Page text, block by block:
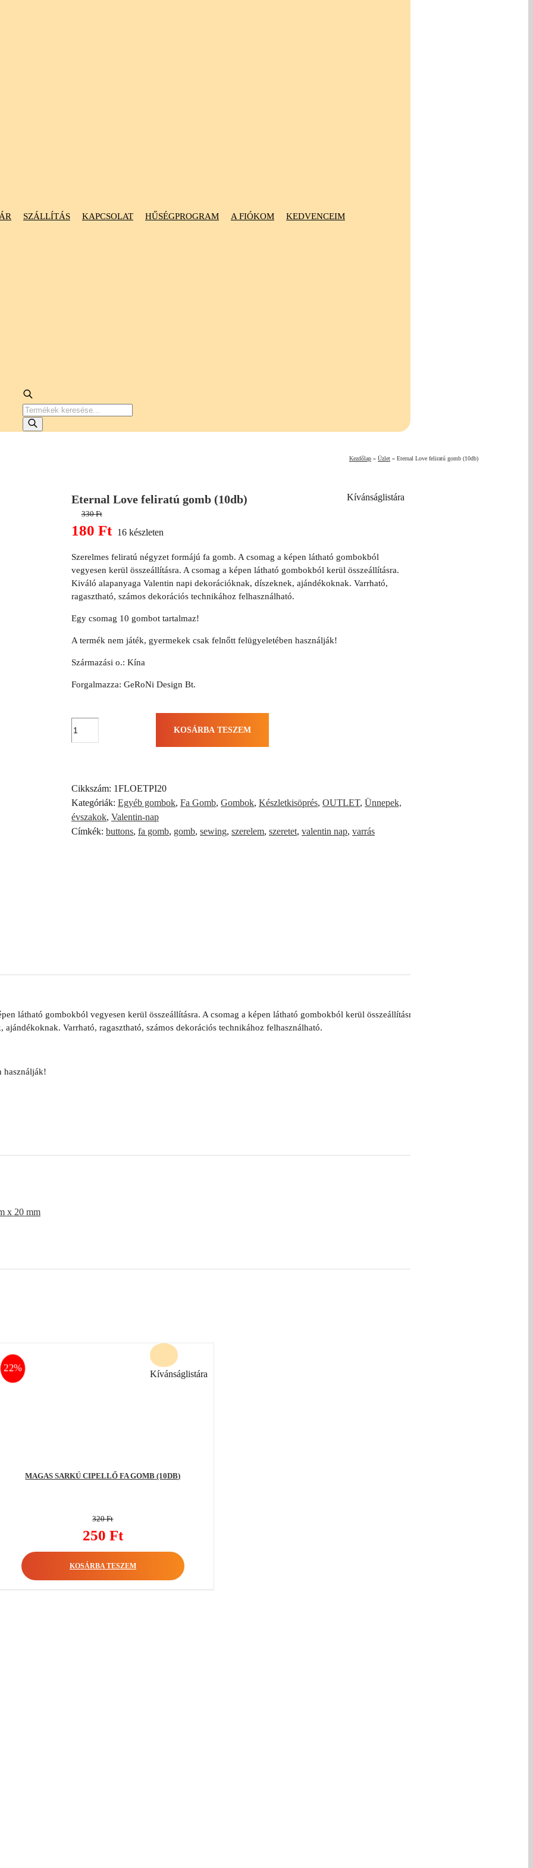
SZÁLLÍTÁS KAPCSOLAT HŰSÉGPROGRAM A FIÓKOM KEDVENCEIM
PRODUCTS
SEARCH
Kezdőlap » Üzlet » Eternal Love feliratú gomb (10db)
Eternal Love feliratú gomb (10db)
330Ft
Original
was:
330 Ft.
180 Ft
price
is:
16 készleten
Szerelmes feliratú négyzet formájú fa gomb. A csomag a képen látható gombokból
vegyesen kerül összeállításra. A csomag a képen látható gombokból kerül összeállításra.
Kiváló alapanyaga Valentin napi dekorációknak, díszeknek, ajándékoknak. Varrható,
ragasztható, számos dekorációs technikához felhasználható.
Egy csomag 10 gombot tartalmaz!
A termék nem játék, gyermekek csak felnőtt felügyeletében használják!
Származási o.: Kína
Forgalmazza: GeRoNi Design Bt.
KOSÁRBA TESZEM
Kívánságlistára
Cikkszám: 1FLOETPI20
Kategóriák: Egyéb gombok, Fa Gomb, Gombok, Készletkisöprés, OUTLET, Ünnepek,
évszakok, Valentin-nap
Címkék: buttons, fa gomb, gomb, sewing, szerelem, szeretet, valentin nap, varrás
látható gombokból vegyesen kerül összeállításra. A csomag a képen látható gombokból kerül összeállításra.
Varrható, ragasztható, számos dekorációs technikához felhasználható.
használják!
x 20 mm
22%
MAGAS SARKÚ CIPELLŐ FA GOMB (10DB)
320Ft
Original
was:
250 Ft
Current
price
is:
KOSÁRBA TESZEM
Kívánságlistára